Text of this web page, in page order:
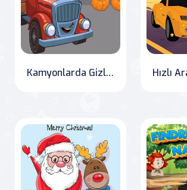
Kamyonlarda Gizli Anahtar